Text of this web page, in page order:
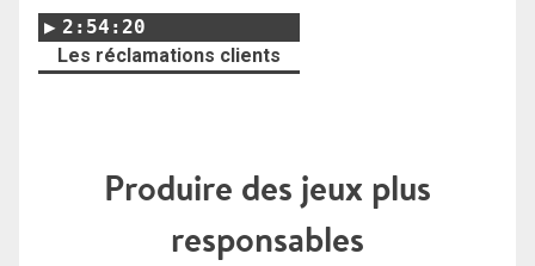
2:54:20
Les réclamations clients
Produire des jeux plus
responsables